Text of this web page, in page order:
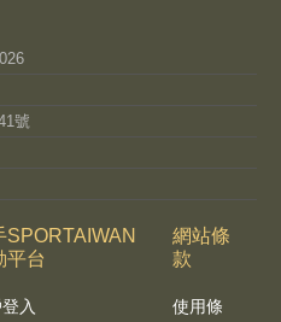
號
SPORTAIWAN
平台
入
網站條
款
使用條